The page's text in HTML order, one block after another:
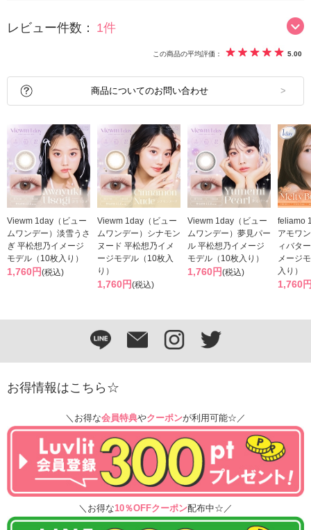
レビュー件数： 1件
この商品の平均評価： 5.00
商品についてのお問い合わせ
Viewm 1day（ビュー
ムワンデー）淡雪うさ
ぎ 平松想乃イメージ
モデル（10枚入り）
1,760円(税込)
Viewm 1day（ビュー
ムワンデー）シナモン
ヌード 平松想乃イメ
ージモデル（10枚入
り）
1,760円(税込)
Viewm 1day（ビュー
ムワンデー）夢見パー
ル 平松想乃イメージ
モデル（10枚入り）
1,760円(税込)
feliamo
アモワ
ィバタ
メージ
入り）
1,760
お得情報はこちら☆
＼お得な会員特典やクーポンが利用可能☆／
＼お得な10％OFFクーポン配布中☆／